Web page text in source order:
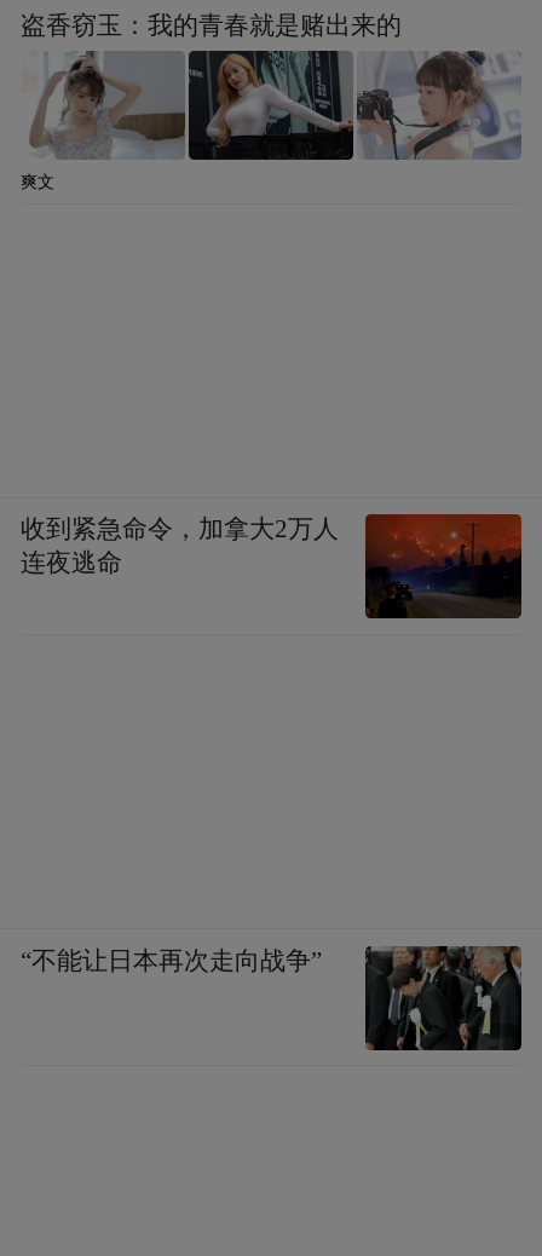
盗香窃玉：我的青春就是赌出来的
爽文
收到紧急命令，加拿大2万人
连夜逃命
“不能让日本再次走向战争”